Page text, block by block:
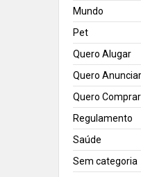
Mundo
Pet
Quero Alugar
Quero Anunciar
Quero Comprar
Regulamento
Saúde
Sem categoria